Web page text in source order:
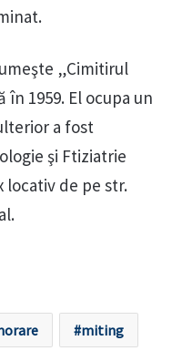
„Cimitirul
în 1959. El ocupa un
a fost
şi Ftiziatrie
locativ de pe str.
miting